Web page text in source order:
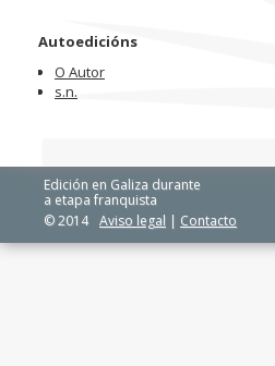
Autoedicións
O Autor
s.n.
Edición en Galiza durante
a etapa franquista
© 2014 Aviso legal | Contacto